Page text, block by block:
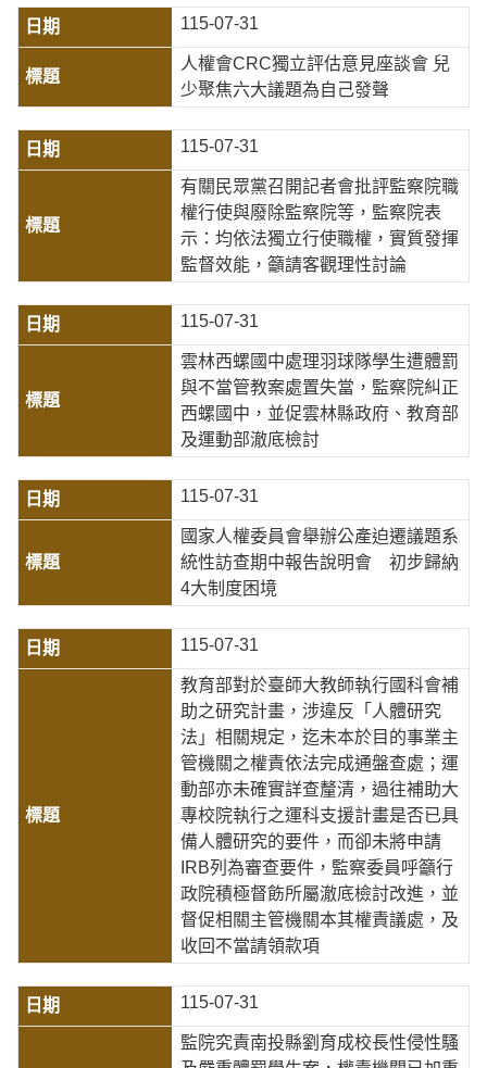
115-07-31
人權會CRC獨立評估意見座談會 兒
少聚焦六大議題為自己發聲
115-07-31
有關民眾黨召開記者會批評監察院職
權行使與廢除監察院等，監察院表
示：均依法獨立行使職權，實質發揮
監督效能，籲請客觀理性討論
115-07-31
雲林西螺國中處理羽球隊學生遭體罰
與不當管教案處置失當，監察院糾正
西螺國中，並促雲林縣政府、教育部
及運動部澈底檢討
115-07-31
國家人權委員會舉辦公產迫遷議題系
統性訪查期中報告說明會 初步歸納
4大制度困境
115-07-31
教育部對於臺師大教師執行國科會補
助之研究計畫，涉違反「人體研究
法」相關規定，迄未本於目的事業主
管機關之權責依法完成通盤查處；運
動部亦未確實詳查釐清，過往補助大
專校院執行之運科支援計畫是否已具
備人體研究的要件，而卻未將申請
IRB列為審查要件，監察委員呼籲行
政院積極督飭所屬澈底檢討改進，並
督促相關主管機關本其權責議處，及
收回不當請領款項
115-07-31
監院究責南投縣劉育成校長性侵性騷